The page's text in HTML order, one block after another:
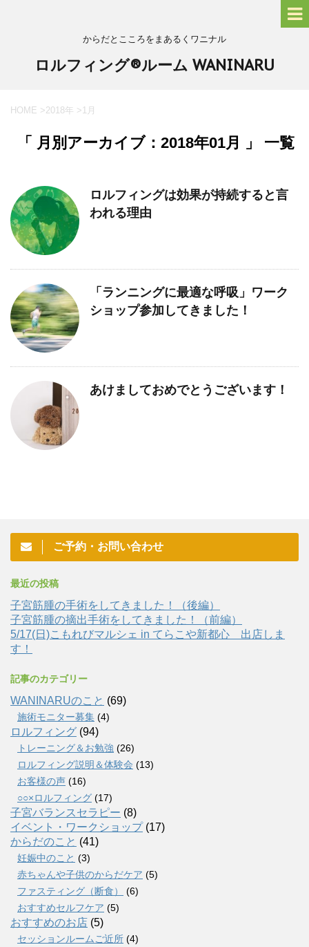
からだとこころをまあるくワニナル
ロルフィング®ルーム WANINARU
HOME >2018年 >1月
「 月別アーカイブ：2018年01月 」 一覧
ロルフィングは効果が持続すると言
われる理由
「ランニングに最適な呼吸」ワーク
ショップ参加してきました！
あけましておめでとうございます！
ご予約・お問い合わせ
最近の投稿
子宮筋腫の手術をしてきました！（後編）
子宮筋腫の摘出手術をしてきました！（前編）
5/17(日)こもれびマルシェ in てらこや新都心 出店しま
す！
記事のカテゴリー
WANINARUのこと (69)
施術モニター募集 (4)
ロルフィング (94)
トレーニング＆お勉強 (26)
ロルフィング説明＆体験会 (13)
お客様の声 (16)
○○×ロルフィング (17)
子宮バランスセラピー (8)
イベント・ワークショップ(17)
からだのこと (41)
妊娠中のこと (3)
赤ちゃんや子供のからだケア (5)
ファスティング（断食）
(6)
おすすめセルフケア (5)
おすすめのお店 (5)
セッションルームご近所 (4)